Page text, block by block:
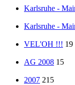
Karlsruhe -
Karlsruhe -
VEL'OH !!! 19
AG 2008 15
2007 215